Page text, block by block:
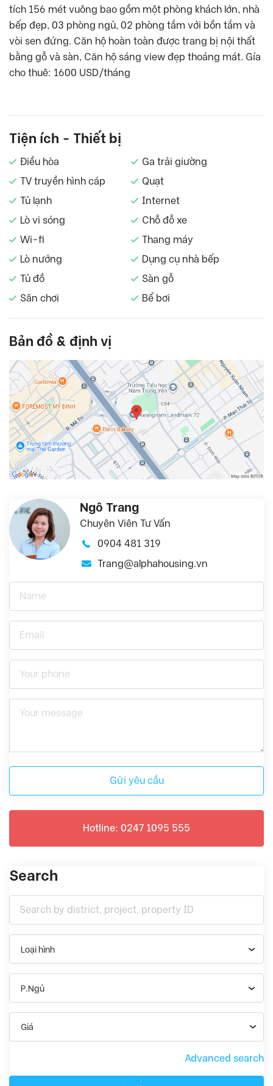
tích 156 mét vuông bao gồm một phòng khách lớn, nhà
bếp đẹp, 03 phòng ngủ, 02 phòng tắm với bồn tắm và
vòi sen đứng. Căn hộ hoàn toàn được trang bị nội thất
bằng gỗ và sàn, Căn hộ sáng view đẹp thoáng mát. Gía
cho thuê: 1600 USD/tháng
Tiện ích - Thiết bị
Điều hòa
Ga trải giường
TV truyền hình cáp
Quạt
Tủ lạnh
Internet
Lò vi sóng
Chỗ đỗ xe
Wi-fi
Thang máy
Lò nướng
Dụng cụ nhà bếp
Tủ đồ
Sàn gỗ
Sân chơi
Bể bơi
Bản đồ & định vị
Ngô Trang
Chuyên Viên Tư Vấn
0904 481 319
Trang@alphahousing.vn
Gửi yêu cầu
Hotline: 0247 1095 555
Search
Loại hình
P.Ngủ
Giá
Advanced search